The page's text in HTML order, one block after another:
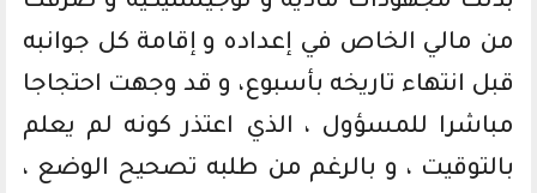
من مالي الخاص في إعداده و إقامة كل جوانبه
قبل انتهاء تاريخه بأسبوع، و قد وجهت احتجاجا
مباشرا للمسؤول ، الذي اعتذر كونه لم يعلم
بالتوقيت ، و بالرغم من طلبه تصحيح الوضع ،